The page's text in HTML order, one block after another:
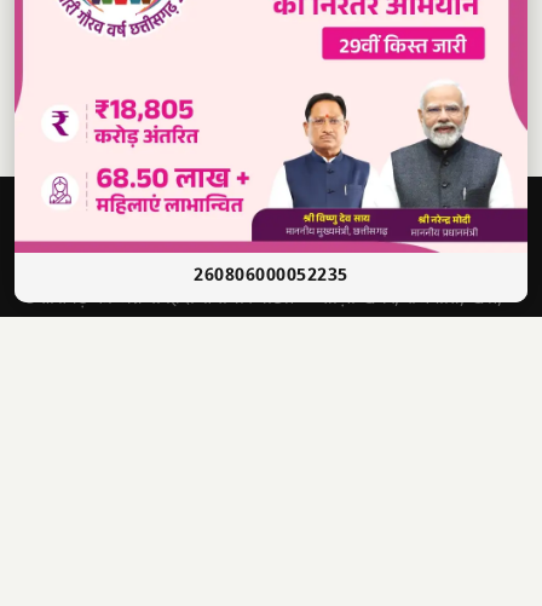
Read our daily newspaper
दबंगआवाज़
सच की आवाज़ • भारत
छत्तीसगढ़ का अग्रणी हिंदी समाचार पोर्टल — ताज़ा खबरें, राजनीति, खेल,
260806000052235